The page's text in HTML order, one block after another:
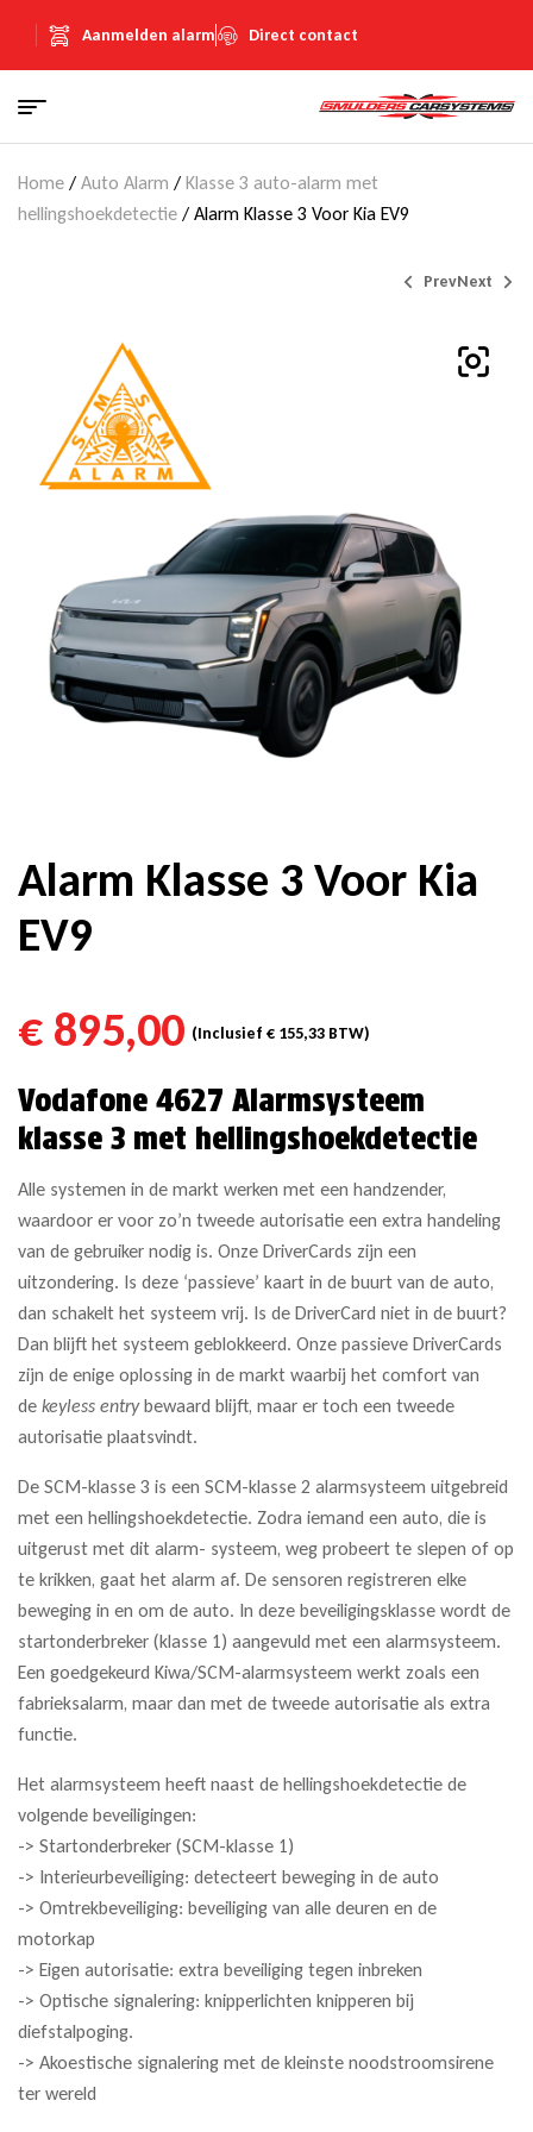
Aanmelden alarm Direct contact
Home / Auto Alarm / Klasse 3 auto-alarm met
hellingshoekdetectie / Alarm Klasse 3 Voor Kia EV9
PrevNext
Alarm Klasse 3 Voor Kia
EV9
€ 895,00 (Inclusief € 155,33 BTW)
Vodafone 4627 Alarmsysteem
klasse 3 met hellingshoekdetectie
Alle systemen in de markt werken met een handzender,
waardoor er voor zo’n tweede autorisatie een extra handeling
van de gebruiker nodig is. Onze DriverCards zijn een
uitzondering. Is deze ‘passieve’ kaart in de buurt van de auto,
dan schakelt het systeem vrij. Is de DriverCard niet in de buurt?
Dan blijft het systeem geblokkeerd. Onze passieve DriverCards
zijn de enige oplossing in de markt waarbij het comfort van
de keyless entrybewaard blijft, maar er toch een tweede
autorisatie plaatsvindt.
De SCM-klasse 3 is een SCM-klasse 2 alarmsysteem uitgebreid
met een hellingshoekdetectie. Zodra iemand een auto, die is
uitgerust met dit alarm- systeem, weg probeert te slepen of op
te krikken, gaat het alarm af. De sensoren registreren elke
beweging in en om de auto. In deze beveiligingsklasse wordt de
startonderbreker (klasse 1) aangevuld met een alarmsysteem.
Een goedgekeurd Kiwa/SCM-alarmsysteem werkt zoals een
fabrieksalarm, maar dan met de tweede autorisatie als extra
functie.
Het alarmsysteem heeft naast de hellingshoekdetectie de
volgende beveiligingen:
-> Startonderbreker (SCM-klasse 1)
-> Interieurbeveiliging: detecteert beweging in de auto
-> Omtrekbeveiliging: beveiliging van alle deuren en de
motorkap
-> Eigen autorisatie: extra beveiliging tegen inbreken
-> Optische signalering: knipperlichten knipperen bij
diefstalpoging.
-> Akoestische signalering met de kleinste noodstroomsirene
ter wereld